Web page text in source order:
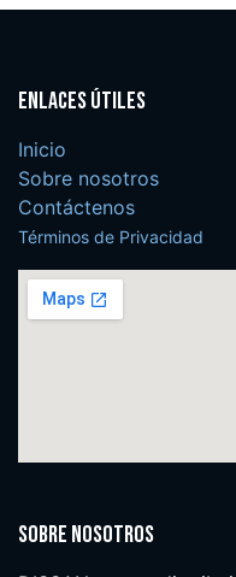
Enlaces útiles
Inicio
Sobre nosotros
Contáctenos
Términos de Privacidad
Sobre nosotros